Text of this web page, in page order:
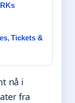
Tickets &
nå i
fra